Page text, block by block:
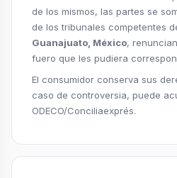
de los mismos, las partes se
de los tribunales competentes
Guanajuato, México,
fuero que les pudiera
El consumidor conserva sus
caso de controversia, puede
ODECO/Conciliaexprés.